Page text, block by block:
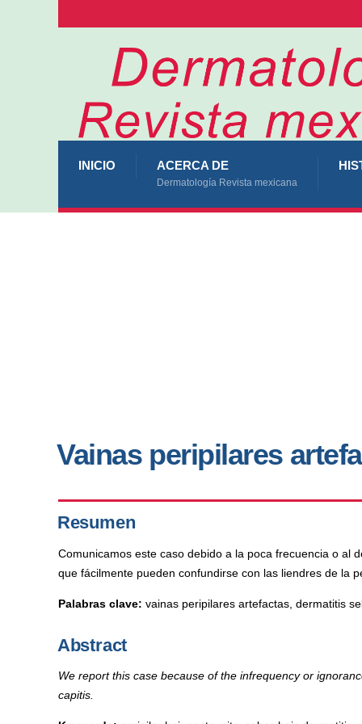
INICIO ACERCA DE
Dermatología Revista mexicana
Vainas peripilares
Resumen
Comunicamos este caso debido a la poca frecuencia o al
que fácilmente pueden confundirse con las liendres de la
Palabras clave: vainas peripilares artefactas, dermatitis
Abstract
We report this case because of the infrequency or
capitis.